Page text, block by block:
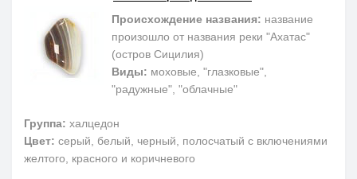
Происхождение названия: название
произошло от названия реки "Ахатас"
(остров Сицилия)
Виды: моховые, "глазковые",
"радужные", "облачные"
Группа: халцедон
Цвет: серый, белый, черный, полосчатый с включениями
желтого, красного и коричневого